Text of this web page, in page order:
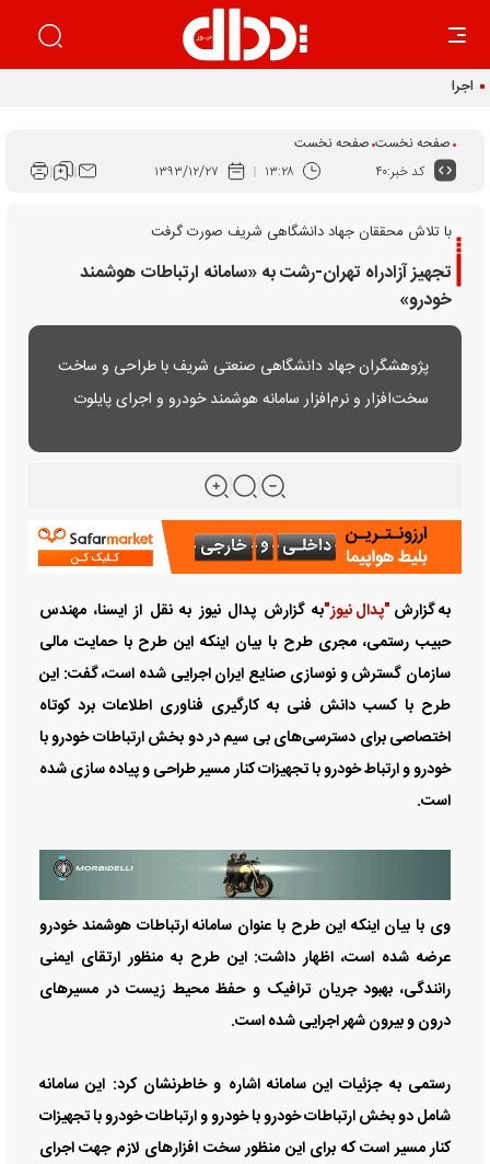
اجرای قانون برنامه هفتم راهکار ساماندهی بازار خودرو است
صفحه نخست صفحه نخست
کد خبر:۴۰ ۱۳:۲۸ ۱۳۹۳/۱۲/۲۷
با تلاش محققان جهاد دانشگاهی شریف صورت گرفت
تجهیز آزادراه تهران-رشت به «سامانه ارتباطات هوشمند
خودرو»
پژوهشگران جهاد دانشگاهی صنعتی شریف با طراحی و ساخت
سخت‌افزار و نرم‌افزار سامانه هوشمند خودرو و اجرای پایلوت
به گزارش"پدال نیوز"به گزارش پدال نیوز به نقل از ایسنا، مهندس
حبیب رستمی، مجری طرح با بیان اینکه این طرح با حمایت مالی
سازمان گسترش و نوسازی صنایع ایران اجرایی شده است، گفت: این
طرح با کسب دانش فنی به کارگیری فناوری اطلاعات برد کوتاه
اختصاصی برای دسترسی‌های بی سیم در دو بخش ارتباطات خودرو با
خودرو و ارتباط خودرو با تجهیزات کنار مسیر طراحی و پیاده سازی شده
است.
وی با بیان اینکه این طرح با عنوان سامانه ارتباطات هوشمند خودرو
عرضه شده است، اظهار داشت: این طرح به منظور ارتقای ایمنی
رانندگی، بهبود جریان ترافیک و حفظ محیط زیست در مسیرهای
درون و بیرون شهر اجرایی شده است.
رستمی به جزئیات این سامانه اشاره و خاطرنشان کرد: این سامانه
شامل دو بخش ارتباطات خودرو با خودرو و ارتباطات خودرو با تجهیزات
کنار مسیر است که برای این منظور سخت افزارهای لازم جهت اجرای